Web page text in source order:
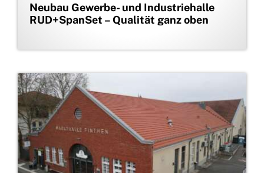
Neubau Gewerbe- und Industriehalle
RUD+SpanSet – Qualität ganz oben